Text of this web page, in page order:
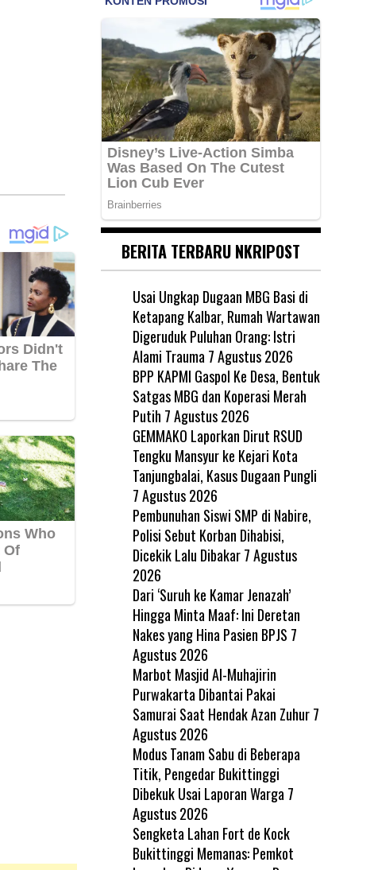
BERITA TERBARU NKRIPOST
Usai Ungkap Dugaan MBG Basi di
Ketapang Kalbar, Rumah Wartawan
Digeruduk Puluhan Orang: Istri
Alami Trauma 7 Agustus 2026
BPP KAPMI Gaspol Ke Desa, Bentuk
Satgas MBG dan Koperasi Merah
Putih 7 Agustus 2026
GEMMAKO Laporkan Dirut RSUD
Tengku Mansyur ke Kejari Kota
Tanjungbalai, Kasus Dugaan Pungli
7 Agustus 2026
Pembunuhan Siswi SMP di Nabire,
Polisi Sebut Korban Dihabisi,
Dicekik Lalu Dibakar 7 Agustus
2026
Dari ‘Suruh ke Kamar Jenazah’
Hingga Minta Maaf: Ini Deretan
Nakes yang Hina Pasien BPJS 7
Agustus 2026
Marbot Masjid Al-Muhajirin
Purwakarta Dibantai Pakai
Samurai Saat Hendak Azan Zuhur 7
Agustus 2026
Modus Tanam Sabu di Beberapa
Titik, Pengedar Bukittinggi
Dibekuk Usai Laporan Warga 7
Agustus 2026
Sengketa Lahan Fort de Kock
Bukittinggi Memanas: Pemkot